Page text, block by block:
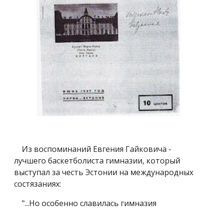
Из воспоминаний Евгения Гайковича -
лучшего баскетболиста гимназии, который
выступал за честь Эстонии на международных
состязаниях:
"...Но особенно славилась гимназия